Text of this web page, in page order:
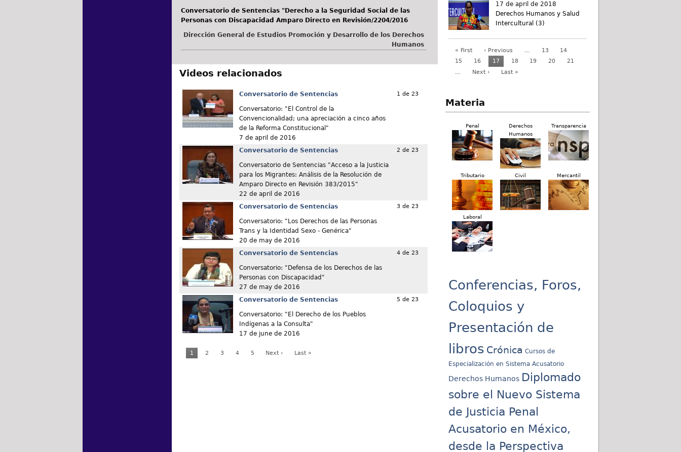
Conversatorio de Sentencias "Derecho a la Seguridad Social de las
Personas con Discapacidad Amparo Directo en Revisión/2204/2016
Dirección General de Estudios Promoción y Desarrollo de los Derechos
Humanos
Videos relacionados
Conversatorio de Sentencias
Conversatorio: "El Control de la
Convencionalidad; una apreciación a cinco años
de la Reforma Constitucional"
7 de april de 2016
1 de 23
Conversatorio de Sentencias
Conversatorio de Sentencias "Acceso a la Justicia
para los Migrantes: Análisis de la Resolución de
Amparo Directo en Revisión 383/2015"
22 de april de 2016
2 de 23
Conversatorio de Sentencias
Conversatorio: "Los Derechos de las Personas
Trans y la Identidad Sexo - Genérica"
20 de may de 2016
3 de 23
Conversatorio de Sentencias
Conversatorio: "Defensa de los Derechos de las
Personas con Discapacidad"
27 de may de 2016
4 de 23
Conversatorio de Sentencias
Conversatorio: "El Derecho de los Pueblos
Indígenas a la Consulta"
17 de june de 2016
5 de 23
1 2 3 4 5 Next › Last »
17 de april de 2018
Derechos Humanos y Salud
Intercultural (3)
« First ‹ Previous … 13
14
15
16 17 18 19 20
21
…
Next › Last »
Materia
Penal
Derechos
Humanos
Transparencia
Tributario Civil Mercantil
Laboral
Conferencias, Foros,
Coloquios y
Presentación de
libros Crónica Cursos de
Especialización en Sistema Acusatorio
Derechos Humanos Diplomado
sobre el Nuevo Sistema
de Justicia Penal
Acusatorio en México,
desde la Perspectiva